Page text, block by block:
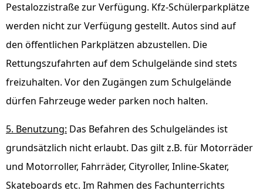
Pestalozzistraße zur Verfügung. Kfz-Schülerparkplätze
werden nicht zur Verfügung gestellt. Autos sind auf
den öffentlichen Parkplätzen abzustellen. Die
Rettungszufahrten auf dem Schulgelände sind stets
freizuhalten. Vor den Zugängen zum Schulgelände
dürfen Fahrzeuge weder parken noch halten.
5. Benutzung: Das Befahren des Schulgeländes ist
grundsätzlich nicht erlaubt. Das gilt z.B. für Motorräder
und Motorroller, Fahrräder, Cityroller, Inline-Skater,
Skateboards etc. Im Rahmen des Fachunterrichts